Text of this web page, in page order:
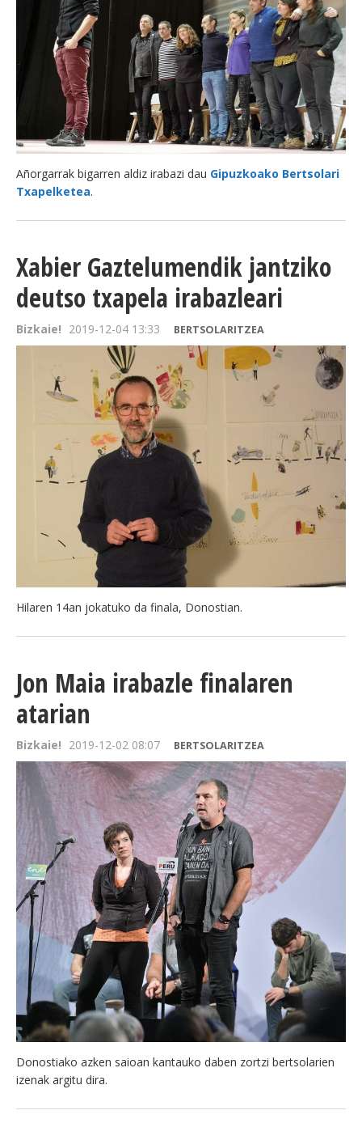
BEREZIAK
ARGAZKIAK
... AUKERA GEHIAGO
Añorgarrak bigarren aldiz irabazi dau Gipuzkoako Bertsolari
Txapelketea.
Xabier Gaztelumendik jantziko
deutso txapela irabazleari
Bizkaie! 2019-12-04 13:33 BERTSOLARITZEA
Hilaren 14an jokatuko da finala, Donostian.
Jon Maia irabazle finalaren
atarian
Bizkaie! 2019-12-02 08:07 BERTSOLARITZEA
Donostiako azken saioan kantauko daben zortzi bertsolarien
izenak argitu dira.